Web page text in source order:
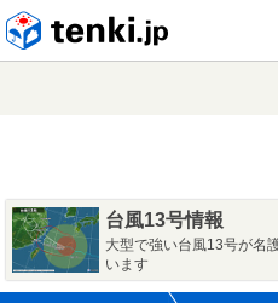
台風13号情報
大型で強い台風13号が名
います